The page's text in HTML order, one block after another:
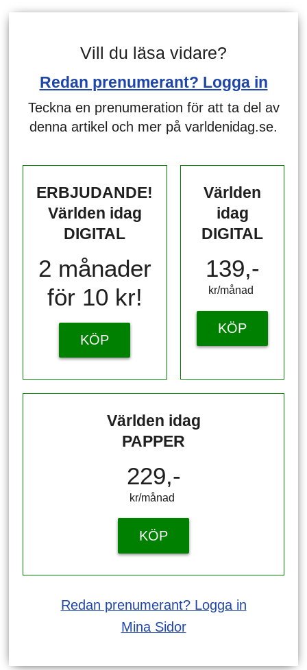
Vill du läsa vidare?
Redan prenumerant? Logga in
Teckna en prenumeration för att ta del av
denna artikel och mer på varldenidag.se.
ERBJUDANDE!
Världen idag
DIGITAL
2 månader
för 10 kr!
KÖP
Världen
idag
DIGITAL
139,-
kr/månad ​​​​​​
KÖP
Världen idag
PAPPER
229,-
kr/månad ​​​​​​
KÖP
Redan prenumerant? Logga in
Mina Sidor